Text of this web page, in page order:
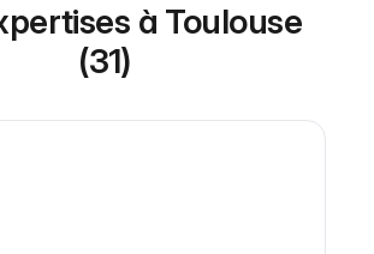
à Toulouse
(31)